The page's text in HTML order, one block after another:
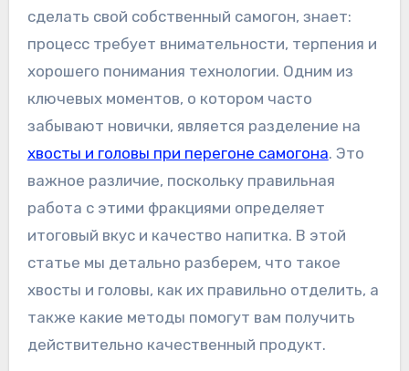
сделать свой собственный самогон, знает:
процесс требует внимательности, терпения и
хорошего понимания технологии. Одним из
ключевых моментов, о котором часто
забывают новички, является разделение на
хвосты и головы при перегоне самогона. Это
важное различие, поскольку правильная
работа с этими фракциями определяет
итоговый вкус и качество напитка. В этой
статье мы детально разберем, что такое
хвосты и головы, как их правильно отделить, а
также какие методы помогут вам получить
действительно качественный продукт.